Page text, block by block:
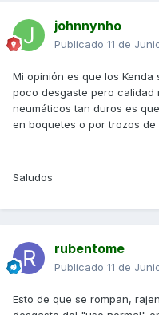
johnnynho
Publicado 11 de
Mi opinión es que los
poco desgaste pero calidad
neumáticos tan duros es
en boquetes o por trozos de
Saludos
rubentome
Publicado 11 de
Esto de que se rompan,